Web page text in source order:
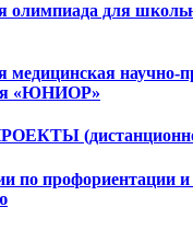
олимпиада для
медицинская научно-
«ЮНИОР»
по профориентации и